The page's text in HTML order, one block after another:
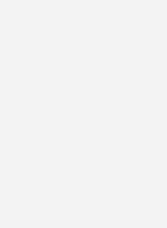
ganz im Sinne des sogenannten
bei dem der Anstieg erst
verläuft. Doch die
und ihre Abhängigkeit von
für den Großteil der
zu einem Wachstum in
E4tech über die
dass im Jahr 2021 knapp 86.000
2.300 MW ausgeliefert wurden, obwohl
noch über den Märkten schwebte.
jedoch größtenteils auf die Aktivitäten
Hyundai und Toyota zurückzuführen,
der Leistung entfielen. Ohne